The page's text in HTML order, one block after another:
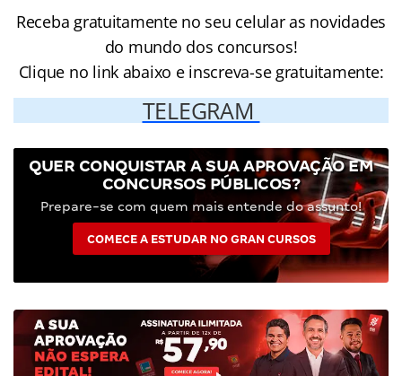
Receba gratuitamente no seu celular as novidades
do mundo dos concursos!
Clique no link abaixo e inscreva-se gratuitamente:
TELEGRAM
QUER CONQUISTAR A SUA APROVAÇÃO EM
CONCURSOS PÚBLICOS?
Prepare-se com quem mais entende do assunto!
COMECE A ESTUDAR NO GRAN CURSOS